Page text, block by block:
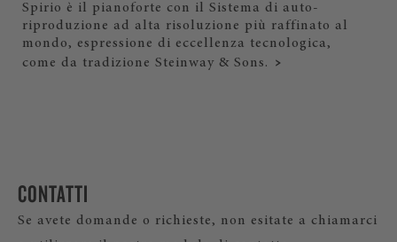
Spirio è il pianoforte con il Sistema di auto-
riproduzione ad alta risoluzione più raffinato al
mondo, espressione di eccellenza tecnologica,
come da tradizione Steinway & Sons.
CONTATTI
Se avete domande o richieste, non esitate a chiamarci